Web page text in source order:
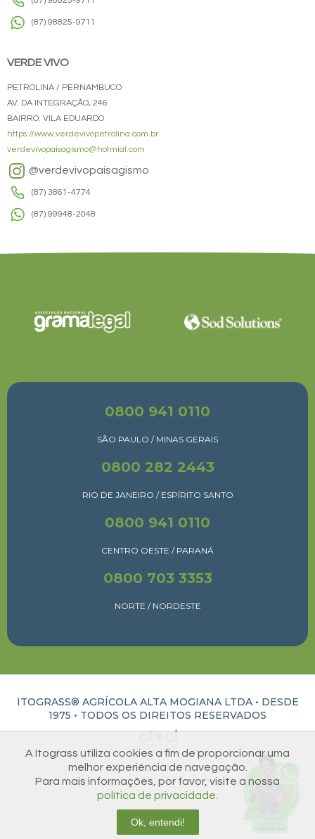
(87) 98825-9711
VERDE VIVO
PETROLINA / PERNAMBUCO
AV. DA INTEGRAÇÃO, 246
BAIRRO: VILA EDUARDO
https://www.verdevivopetrolina.com.br
verdevivopaisagismo@hotmial.com
@verdevivopaisagismo
(87) 3861-4774
(87) 99948-2048
0800 941 0110
SÃO PAULO / MINAS GERAIS
0800 282 2443
RIO DE JANEIRO / ESPÍRITO SANTO
0800 941 0110
CENTRO OESTE / PARANÁ
0800 703 3353
NORTE / NORDESTE
ITOGRASS® AGRÍCOLA ALTA MOGIANA LTDA • DESDE
1975 • TODOS OS DIREITOS RESERVADOS
A Itograss utiliza cookies a fim de proporcionar uma
melhor experiência de navegação.
Para mais informações, por favor, visite a nossa
política de privacidade.
Ok, entendi!